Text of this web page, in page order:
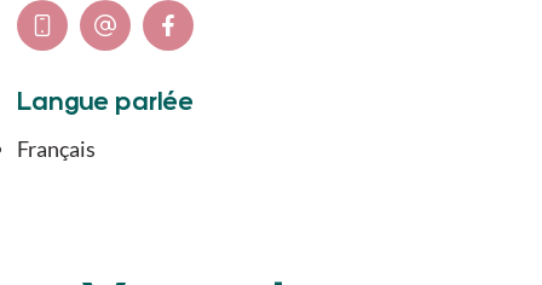
Langue parlée
Français